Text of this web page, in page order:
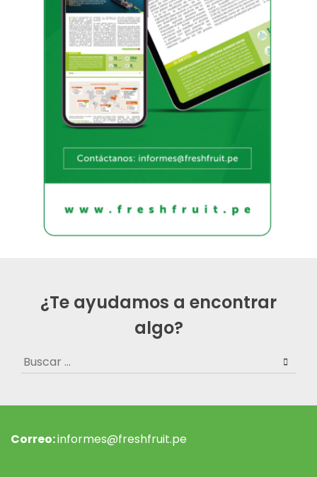
¿Te ayudamos a encontrar
algo?
Buscar:
Correo:informes@freshfruit.pe